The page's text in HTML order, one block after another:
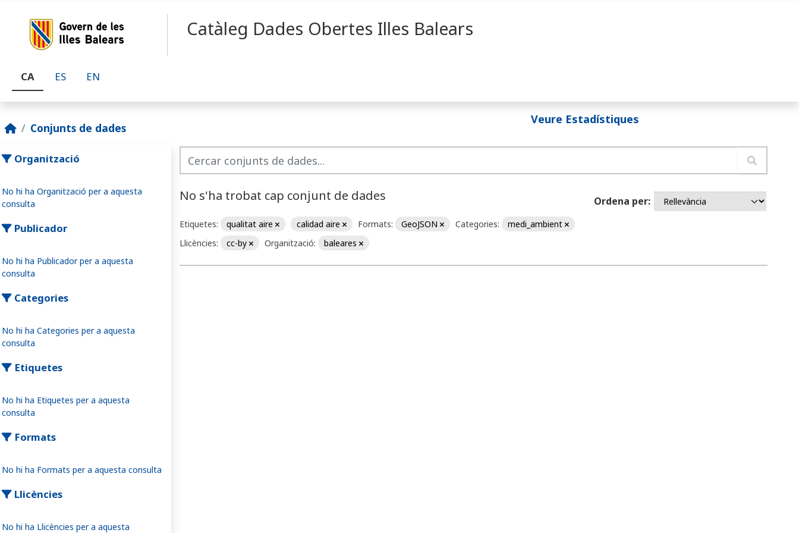
Catàleg Dades Obertes Illes Balears
CA ES EN
Veure Estadístiques
Conjunts de dades
Organització
No hi ha Organització per a aquesta
consulta
Publicador
No hi ha Publicador per a aquesta
consulta
Categories
No hi ha Categories per a aquesta
consulta
Etiquetes
No hi ha Etiquetes per a aquesta
consulta
Formats
No hi ha Formats per a aquesta consulta
Llicències
No hi ha Llicències per a aquesta
Ordena per
No s'ha trobat cap conjunt de dades
Etiquetes: qualitat aire calidad aire Formats: GeoJSON Categories:
medi_ambient
Llicències:
cc-by Organització: baleares